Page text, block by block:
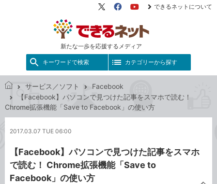
新たな一歩を応援するメディア
X（旧
FacebookYouTube
できるネットについて
キーワードで検索 カテゴリーから探す
き
ッ
サービス／ソフト
Facebook
【Facebook】パソコンで見つけた記事をスマホで読む！
Chrome拡張機能「Save to Facebook」の使い方
2017.03.07 TUE 06:00
【Facebook】パソコンで見つけた記事をスマホ
で読む！ Chrome拡張機能「Save to
Facebook」の使い方